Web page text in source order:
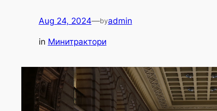
Aug 24, 2024—byadmin
in Минитрактори